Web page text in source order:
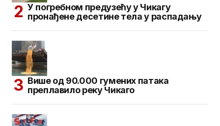
У погребном предузећу у Чикагу
пронађене десетине тела у распадању
Више од 90.000 гумених патака
преплавило реку Чикаго